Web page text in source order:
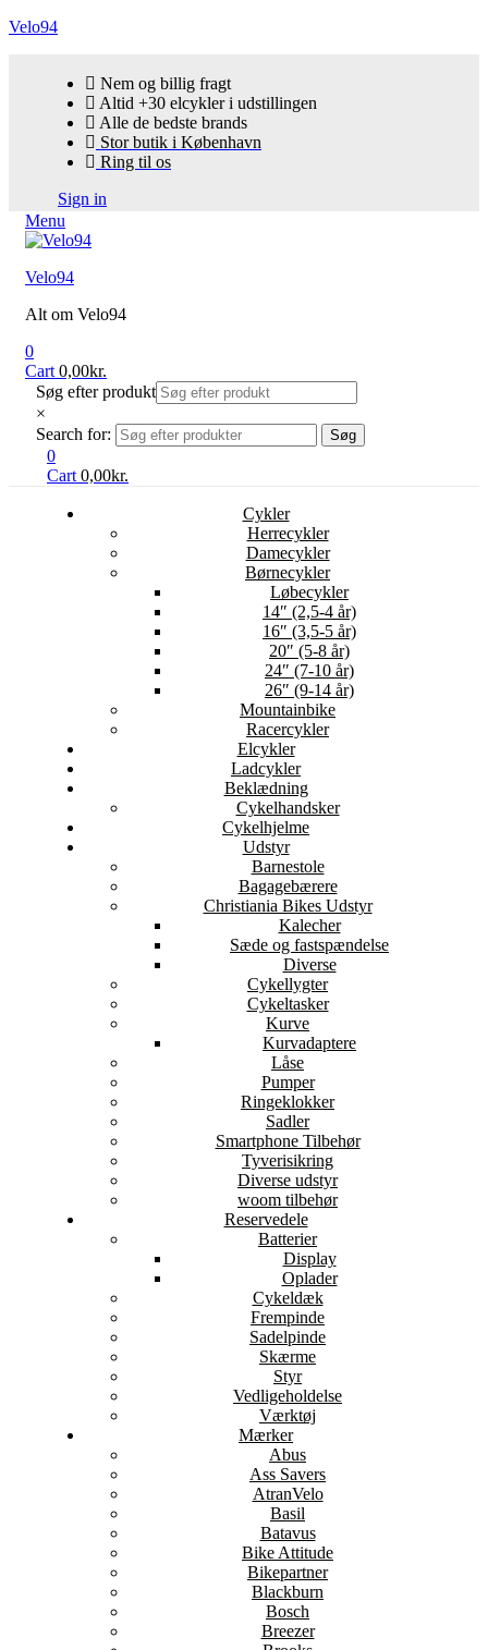
Velo94
Nem og billig fragt
Altid +30 elcykler i udstillingen
Alle de bedste brands
Stor butik i København
Ring til os
Sign in
Menu
Velo94
Alt om Velo94
0
Cart 0,00kr.
Søg efter produkt
×
Search for:
Søg
0
Cart 0,00kr.
Cykler
Herrecykler
Damecykler
Børnecykler
Løbecykler
14″ (2,5-4 år)
16″ (3,5-5 år)
20″ (5-8 år)
24″ (7-10 år)
26″ (9-14 år)
Mountainbike
Racercykler
Elcykler
Ladcykler
Beklædning
Cykelhandsker
Cykelhjelme
Udstyr
Barnestole
Bagagebærere
Christiania Bikes Udstyr
Kalecher
Sæde og fastspændelse
Diverse
Cykellygter
Cykeltasker
Kurve
Kurvadaptere
Låse
Pumper
Ringeklokker
Sadler
Smartphone Tilbehør
Tyverisikring
Diverse udstyr
woom tilbehør
Reservedele
Batterier
Display
Oplader
Cykeldæk
Frempinde
Sadelpinde
Skærme
Styr
Vedligeholdelse
Værktøj
Mærker
Abus
Ass Savers
AtranVelo
Basil
Batavus
Bike Attitude
Bikepartner
Blackburn
Bosch
Breezer